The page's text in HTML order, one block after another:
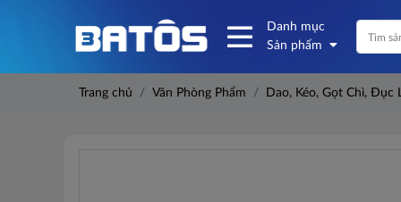
Danh mục
Sản phẩm
Trang chủ Văn Phòng Phẩm Dao, Kéo, Gọt Chì, Đục